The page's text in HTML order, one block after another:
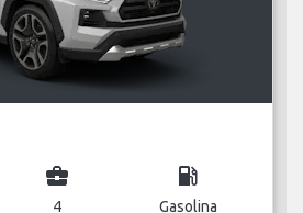
business_center
4
local_gas_station
Gasolina